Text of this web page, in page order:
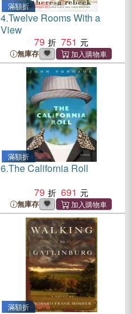
滿額折
4.Twelve Rooms With a
View
79
751
無庫存
滿額折
6.The California Roll
79
691
無庫存
滿額折